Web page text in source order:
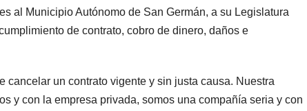
al Municipio Autónomo de San Germán, a su Legislatura
de contrato, cobro de dinero, daños e
un contrato vigente y sin justa causa. Nuestra
y con la empresa privada, somos una compañía seria y con